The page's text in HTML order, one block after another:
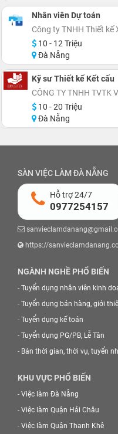
Nhân viên Dự toán
Công ty TNHH Thiết kế
10 - 12 Triệu
Đà Nẵng
Kỹ sư Thiết kế Kết cấu
CÔNG TY TNHH TVTK
10 - 20 Triệu
Đà Nẵng
SÀN VIỆC LÀM ĐÀ NẴNG
Hỗ trợ 24/7
0977254157
https://
NGÀNH NGHỀ PHỔ BIẾN
- Tuyển dụng nhân viên kinh
- Tuyển dụng bán hàng, giới
- Tuyển dụng kế toán
- Tuyển dụng PG/PB, Lễ Tân
- Bán thời gian, thời vụ, tuyển
KHU VỰC PHỔ BIẾN
- Việc làm Đà Nẵng
- Việc làm Quận Hải Châu
- Việc làm Quận Thanh Khê